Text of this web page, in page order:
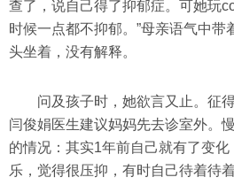
查了，说自己得了抑郁症。可她玩
时候一点都不抑郁。”母亲语气中带
头坐着，没有解释。
问及孩子时，她欲言又止。征
闫俊娟医生建议妈妈先去诊室外。
的情况：其实1年前自己就有了变
乐，觉得很压抑，有时自己待着待